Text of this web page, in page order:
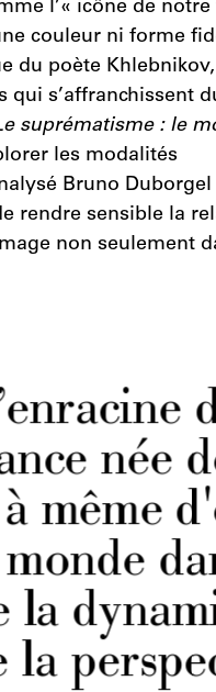
l’« icône de notre
couleur ni forme
du poète Khlebnikov,
qui s’affranchissent
suprématisme : le
les modalités
Bruno Duborgel
rendre sensible la
non seulement
née
même
la
la